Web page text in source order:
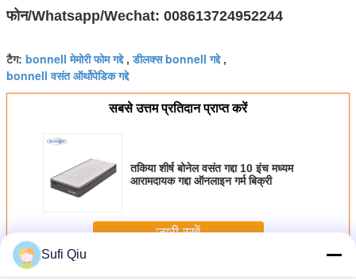
फोन/Whatsapp/Wechat: 008613724952244
टैग: bonnell मेमोरी फोम गद्दे,डीलक्स bonnell गद्दे,
bonnell वसंत ऑर्थोपेडिक गद्दे
सबसे उत्तम प्रतिदान प्राप्त करें
तकिया शीर्ष बोनेल वसंत गद्दा 10 इंच मध्यम
आरामदायक गद्दा ऑनलाइन गर्म बिक्री
जारी रखें
अधिकबोननेल स्प्रिंग मैट्रेस
Sufi Qiu